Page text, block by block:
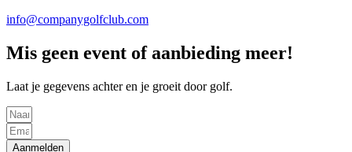
info@companygolfclub.com
Mis geen event of aanbieding meer!
Laat je gegevens achter en je groeit door golf.
Aanmelden